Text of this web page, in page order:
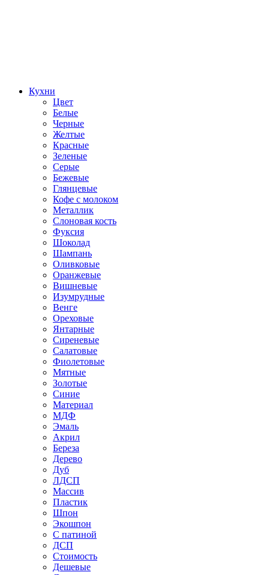
Кухни
Цвет
Белые
Черные
Желтые
Красные
Зеленые
Серые
Бежевые
Глянцевые
Кофе с молоком
Металлик
Слоновая кость
Фуксия
Шоколад
Шампань
Оливковые
Оранжевые
Вишневые
Изумрудные
Венге
Ореховые
Янтарные
Сиреневые
Салатовые
Фиолетовые
Мятные
Золотые
Синие
Материал
МДФ
Эмаль
Акрил
Береза
Дерево
Дуб
ЛДСП
Массив
Пластик
Шпон
Экошпон
С патиной
ДСП
Стоимость
Дешевые